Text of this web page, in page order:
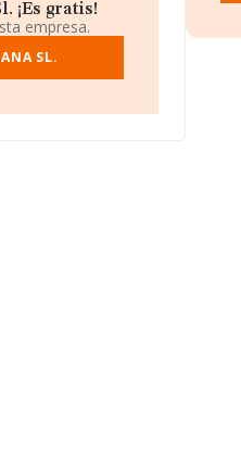
en Carretera
en León,
de la facturación
¡Es gratis!
empresa.
SL.